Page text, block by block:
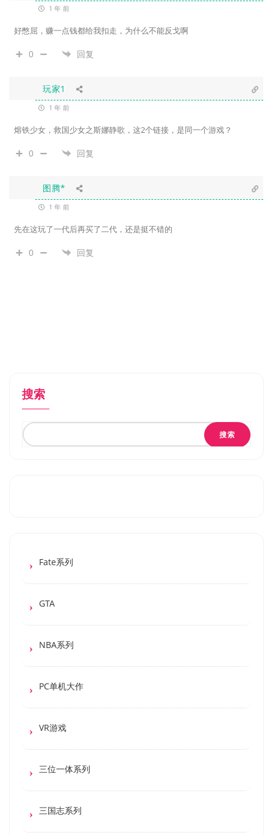
1 年 前
好憋屈，赚一点钱都给我扣走，为什么不能反戈啊
0 回复
玩家1
1 年 前
熔铁少女，救国少女之斯娜静歌，这2个链接，是同一个游戏？
0 回复
图腾*
1 年 前
先在这玩了一代后再买了二代，还是挺不错的
0 回复
搜索
搜索
Fate系列
GTA
NBA系列
PC单机大作
VR游戏
三位一体系列
三国志系列